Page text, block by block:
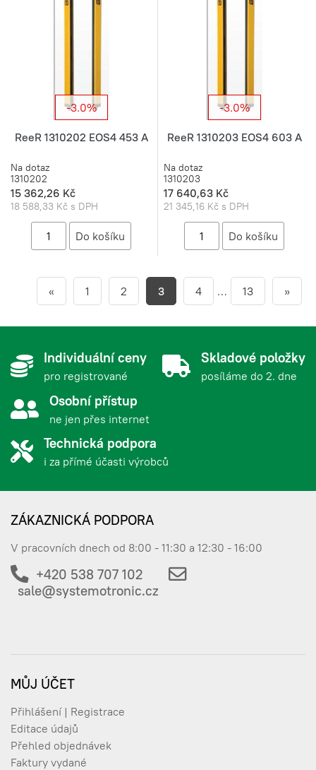
-3.0%
ReeR 1310202 EOS4 453 A
Na dotaz
1310202
15 362,26 Kč
18 588,33 Kč s DPH
-3.0%
ReeR 1310203 EOS4 603 A
Na dotaz
1310203
17 640,63 Kč
21 345,16 Kč s DPH
« 1 2 3 4 … 13 »
Individuální ceny
pro registrované
Skladové položky
posíláme do 2. dne
Osobní přístup
ne jen přes internet
Technická podpora
i za přímé účasti výrobců
ZÁKAZNICKÁ PODPORA
V pracovních dnech od 8:00 - 11:30 a 12:30 - 16:00
+420 538 707 102
sale@systemotronic.cz
MŮJ ÚČET
Přihlášení | Registrace
Editace údajů
Přehled objednávek
Faktury vydané